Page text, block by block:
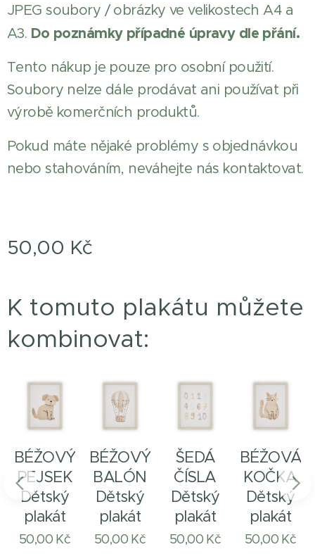
JPEG soubory / obrázky ve velikostech A4 a
A3. Do poznámky případné úpravy dle přání.
Tento nákup je pouze pro osobní použití.
Soubory nelze dále prodávat ani používat při
výrobě komerčních produktů.
Pokud máte nějaké problémy s objednávkou
nebo stahováním, neváhejte nás kontaktovat.
50,00 Kč
K tomuto plakátu můžete
kombinovat:
BÉŽOVÝ
PEJSEK
Dětský
plakát
50,00Kč
BÉŽOVÝ
BALÓN
Dětský
plakát
50,00Kč
ŠEDÁ
ČÍSLA
Dětský
plakát
50,00Kč
BÉŽOVÁ
KOČKA
Dětský
plakát
50,00Kč